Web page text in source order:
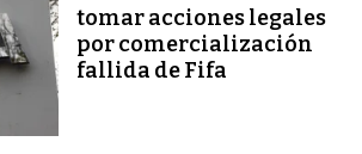
tomar acciones legales
por comercialización
fallida de Fifa